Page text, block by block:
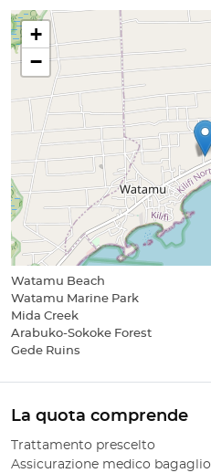
+
−
Watamu Beach
Watamu Marine Park
Mida Creek
Arabuko-Sokoke Forest
Gede Ruins
La quota comprende
Trattamento prescelto
Assicurazione medico bagaglio